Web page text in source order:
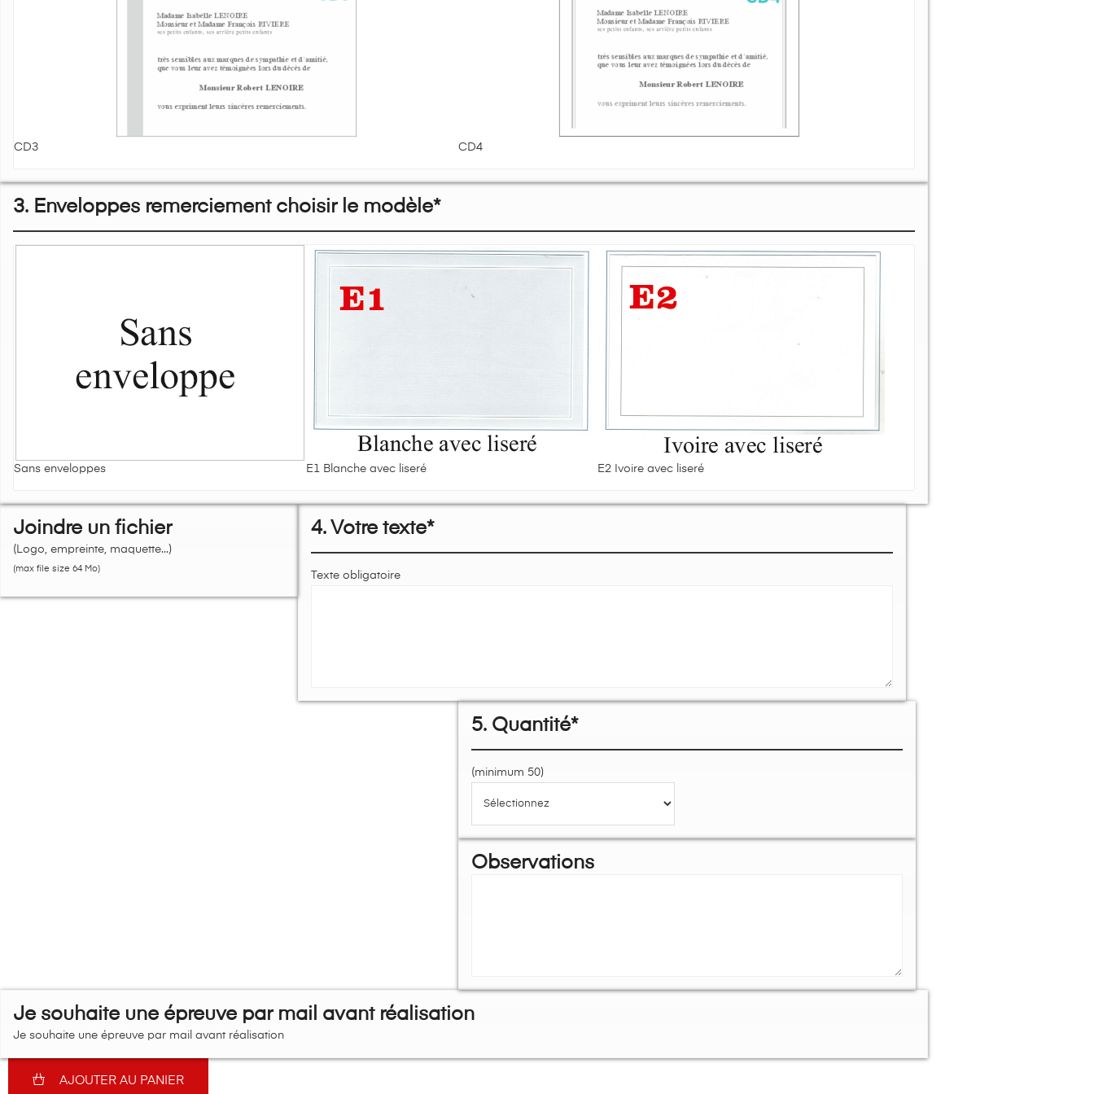
CD3 CD4
3. Enveloppes remerciement choisir le modèle*
Sans enveloppes E1 Blanche avec liseré E2 Ivoire avec liseré
Joindre un fichier
(Logo, empreinte, maquette...)
(max file size 64 Mo)
4. Votre texte*
Texte obligatoire
5. Quantité*
(minimum 50)
Observations
Je souhaite une épreuve par mail avant réalisation
Je souhaite une épreuve par mail avant réalisation
AJOUTER AU PANIER